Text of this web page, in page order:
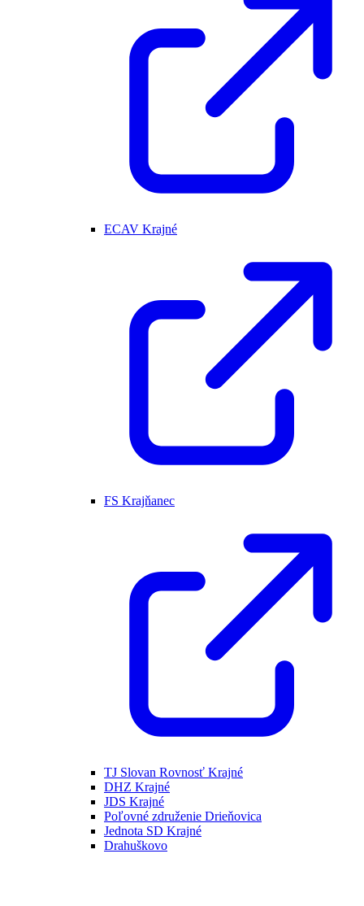
ECAV Krajné
FS Krajňanec
TJ Slovan Rovnosť Krajné
DHZ Krajné
JDS Krajné
Poľovné združenie Drieňovica
Jednota SD Krajné
Drahuškovo